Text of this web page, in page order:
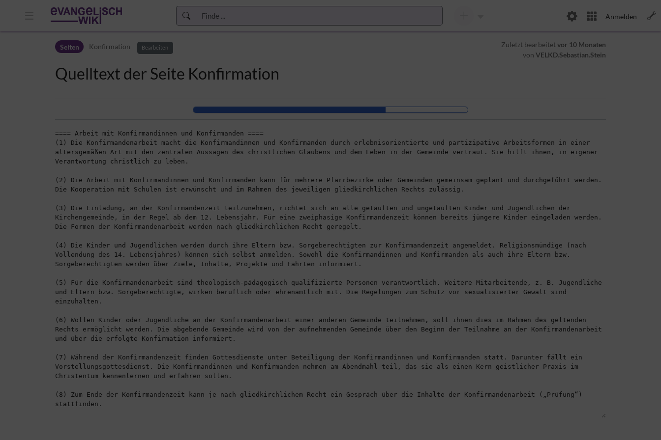
Zur Hauptnavigation
Zum Arbeitsbereich
Anmelden
Seiten Konfirmation Bearbeiten Zuletzt bearbeitetvor 10 Monaten
von VELKD.Sebastian.Stein
Quelltext der Seite Konfirmation